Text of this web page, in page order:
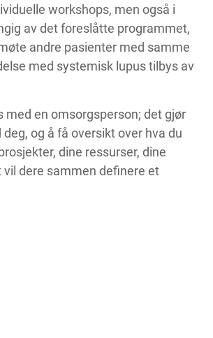
workshops, men også i
av det foreslåtte programmet,
andre pasienter med samme
med systemisk lupus tilbys av
en omsorgsperson; det gjør
og å få oversikt over hva du
dine ressurser, dine
dere sammen definere et